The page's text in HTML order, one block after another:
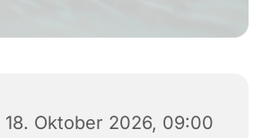
18. Oktober 2026, 09:00